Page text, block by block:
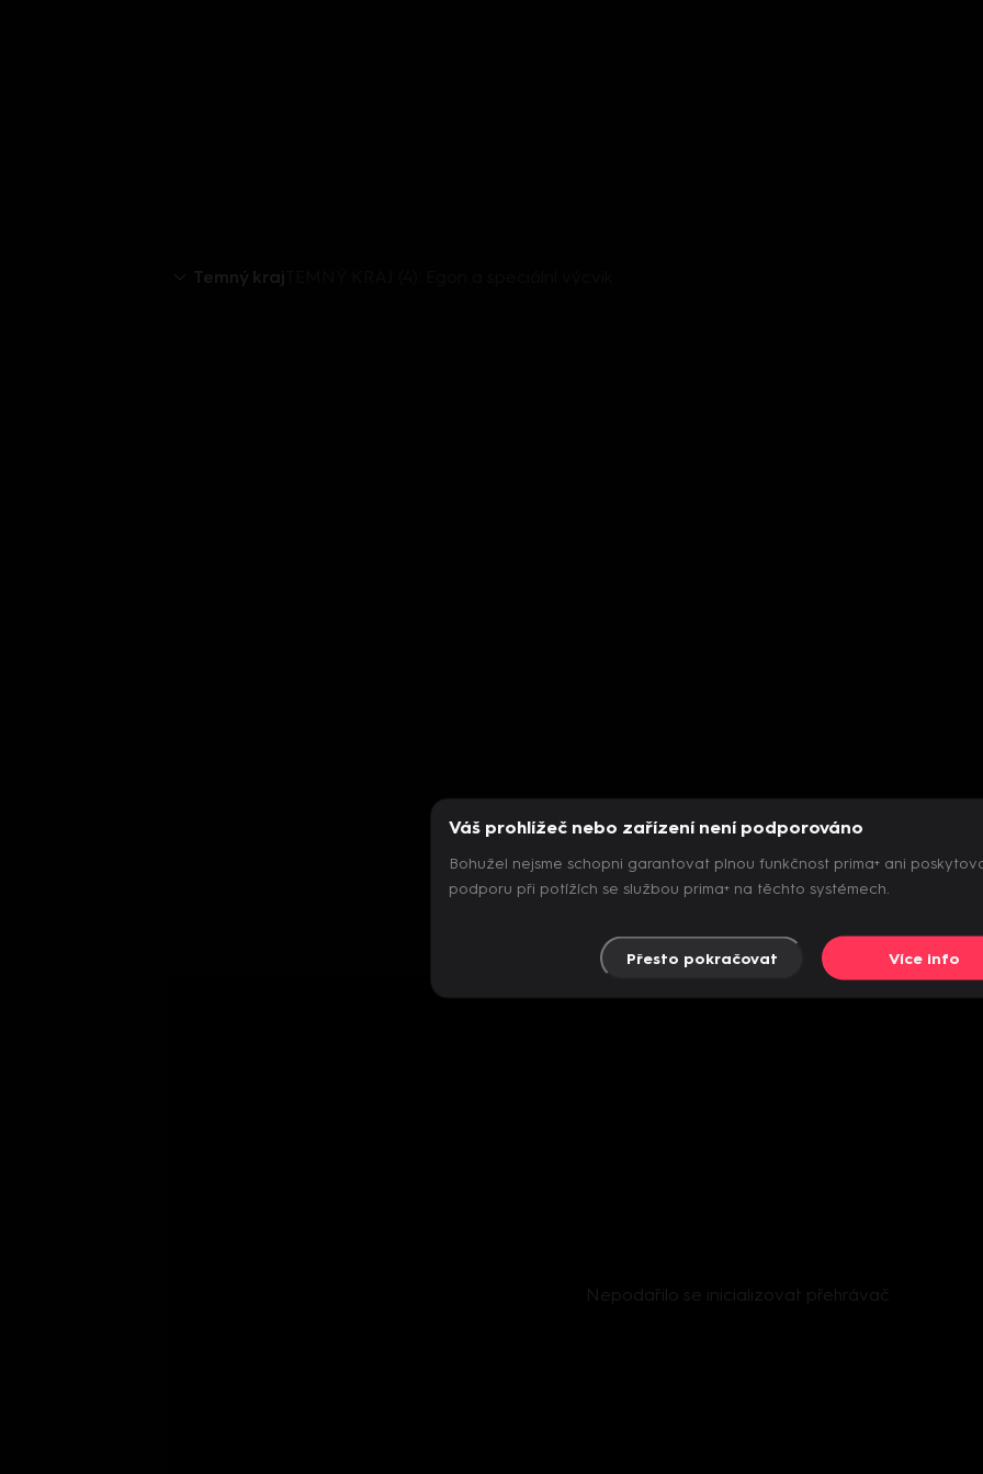
Nepodařilo se inicializovat přehrávač
Váš prohlížeč nebo zařízení není podporováno
Bohužel nejsme schopni garantovat plnou funkčnost prima+ ani
podporu při potížích se službou prima+ na těchto systémech.
Přesto pokračovat Více info